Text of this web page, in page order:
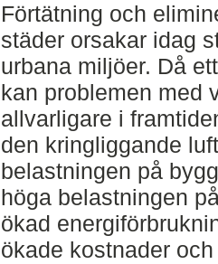
Förtätning och
städer orsakar idag
urbana miljöer. Då
kan problemen med
allvarligare i
den kringliggande
belastningen på
höga belastningen
ökad
ökade kostnader